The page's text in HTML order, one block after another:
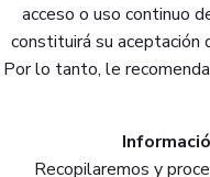
acceso o uso continuo
constituirá su aceptación
Por lo tanto, le
Recopilaremos y